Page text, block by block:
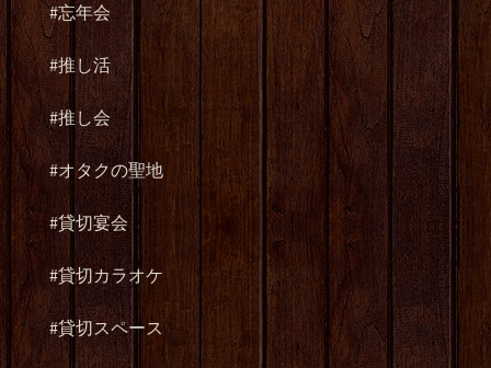
#忘年会
#推し活
#推し会
#オタクの聖地
#貸切宴会
#貸切カラオケ
#貸切スペース